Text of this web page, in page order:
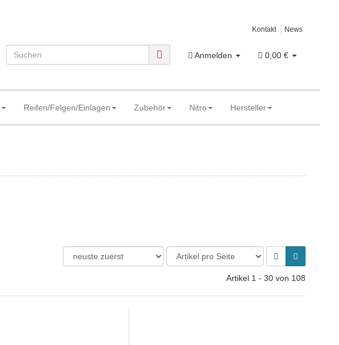
Kontakt News
Anmelden 0,00 €
Reifen/Felgen/Einlagen Zubehör Nitro Hersteller
Artikel 1 - 30 von 108